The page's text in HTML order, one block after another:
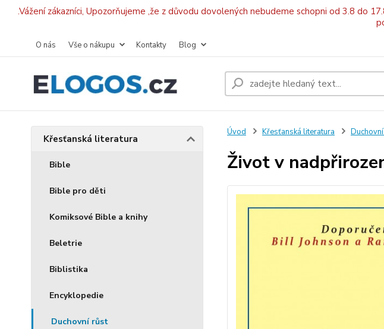
.Vážení zákazníci, Upozorňujeme ,že z důvodu dovolených nebudeme schopni od 3.8 do
O nás Vše o nákupu Kontakty Blog
Křesťanská literatura
Bible
Bible pro děti
Komiksové Bible a knihy
Beletrie
Biblistika
Encyklopedie
Duchovní růst
Úvod Křesťanská literatura
Život v